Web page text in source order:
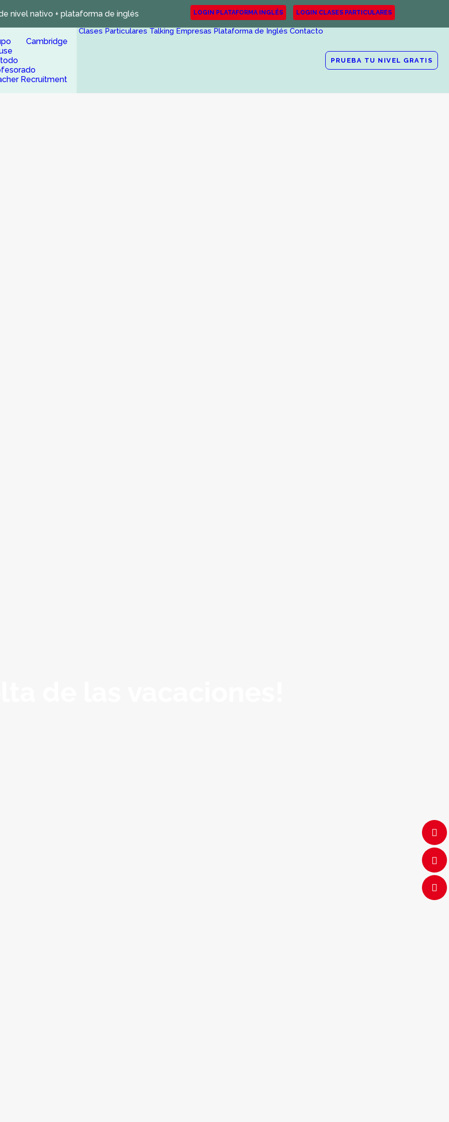
nivel nativo + plataforma de inglés LOGIN PLATAFORMA INGLÉS LOGIN CLASES PARTICULARES
Cambridge
Recruitment
Clases Particulares Talking Empresas Plataforma de Inglés Contacto
PRUEBA TU NIVEL GRATIS